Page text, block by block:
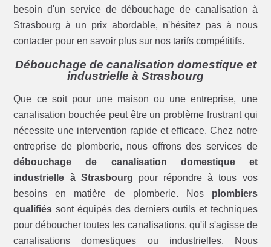
besoin d'un service de débouchage de canalisation à
Strasbourg à un prix abordable, n'hésitez pas à nous
contacter pour en savoir plus sur nos tarifs compétitifs.
Débouchage de canalisation domestique et
industrielle à Strasbourg
Que ce soit pour une maison ou une entreprise, une
canalisation bouchée peut être un problème frustrant qui
nécessite une intervention rapide et efficace. Chez notre
entreprise de plomberie, nous offrons des services de
débouchage de canalisation domestique et
industrielle à Strasbourg pour répondre à tous vos
besoins en matière de plomberie. Nos plombiers
qualifiés sont équipés des derniers outils et techniques
pour déboucher toutes les canalisations, qu'il s'agisse de
canalisations domestiques ou industrielles. Nous